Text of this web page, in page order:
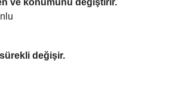
ve konumunu değiştirir.
sürekli değişir.